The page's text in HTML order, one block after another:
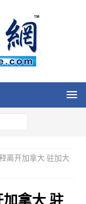
离开加拿大 驻加大
加拿大 驻